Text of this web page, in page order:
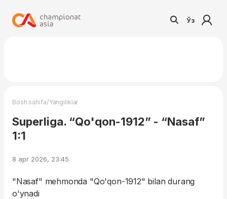
Ўз
Bosh sahifa/Yangiliklar
Superliga. “Qo'qon-1912” - “Nasaf”
1:1
8 apr 2026, 23:45
"Nasaf" mehmonda "Qo'qon-1912" bilan durang
o'ynadi